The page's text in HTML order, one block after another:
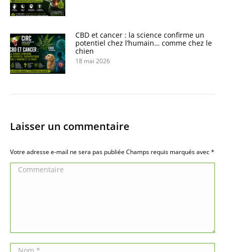
CBD et cancer : la science confirme un
potentiel chez l’humain… comme chez le
chien
18 mai 2026
Laisser un commentaire
Votre adresse e-mail ne sera pas publiée Champs requis marqués avec*
Commentaire
Nom *